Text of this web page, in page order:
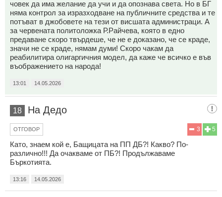
човек да има желание да учи и да опознава света. Но в БГ
няма контрол за изразходване на публичните средства и те
потъват в джобовете на тези от висшата администраци. А
за червената политоложка Р.Райчева, която в едно
предаване скоро твърдеше, че не е доказано, че се краде,
значи не се краде, нямам думи! Скоро чакам да
реабилитира олигаргичния модел, да каже че всичко е във
въображението на народа!
13:01 14.05.2026
18 На Дедо
5
3
ОТГОВОР
Като, знаем кой е, Бащицата на ПП ДБ?! Какво? По-
различно!!! Да очакваме от ПБ?! Продължаваме
Бъркотията.
13:16 14.05.2026